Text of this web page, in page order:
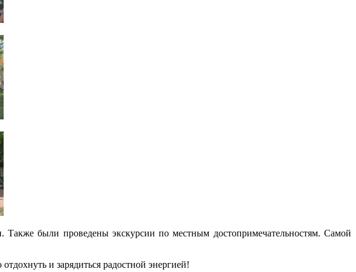
были проведены экскурсии по местным достопримечательностям. Самой
и зарядиться радостной энергией!